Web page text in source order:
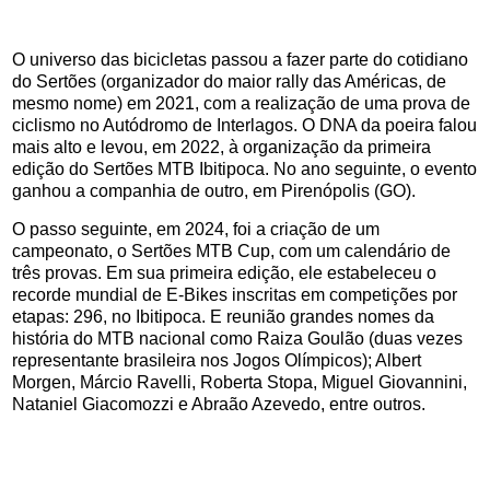
O universo das bicicletas passou a fazer parte do cotidiano
do Sertões (organizador do maior rally das Américas, de
mesmo nome) em 2021, com a realização de uma prova de
ciclismo no Autódromo de Interlagos. O DNA da poeira falou
mais alto e levou, em 2022, à organização da primeira
edição do Sertões MTB Ibitipoca. No ano seguinte, o evento
ganhou a companhia de outro, em Pirenópolis (GO).
O passo seguinte, em 2024, foi a criação de um
campeonato, o Sertões MTB Cup, com um calendário de
três provas. Em sua primeira edição, ele estabeleceu o
recorde mundial de E-Bikes inscritas em competições por
etapas: 296, no Ibitipoca. E reunião grandes nomes da
história do MTB nacional como Raiza Goulão (duas vezes
representante brasileira nos Jogos Olímpicos); Albert
Morgen, Márcio Ravelli, Roberta Stopa, Miguel Giovannini,
Nataniel Giacomozzi e Abraão Azevedo, entre outros.